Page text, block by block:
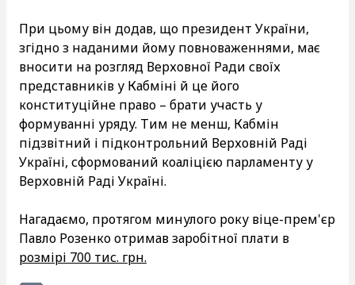
При цьому він додав, що президент України,
згідно з наданими йому повноваженнями, має
вносити на розгляд Верховної Ради своїх
представників у Кабміні й це його
конституційне право – брати участь у
формуванні уряду. Тим не менш, Кабмін
підзвітний і підконтрольний Верховній Раді
Україні, сформований коаліцією парламенту у
Верховній Раді Україні.
Нагадаємо, протягом минулого року віце-прем'єр
Павло Розенко отримав заробітної плати в
розмірі 700 тис. грн.